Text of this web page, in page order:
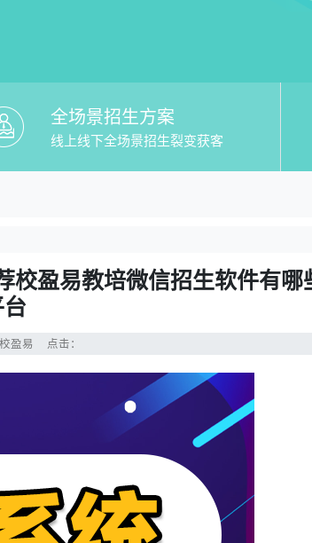
全场景招生方案
线上线下全场景招生裂变获客
件有哪些】哪个好？推荐
盈易教培微信招生软件有哪些教务管理
校盈易教培微信招生软件有哪
盈易 点击：